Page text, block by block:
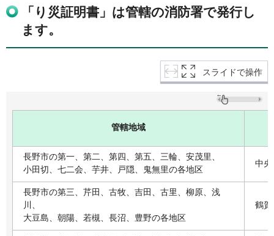
「り災証明書」は管轄の消防署で発行し
ます。
スライドで操作
管轄地域
長野市の第一、第二、第四、第五、三輪、安茂里、
小田切、七二会、芋井、戸隠、鬼無里の各地区
中央
長野市の第三、芹田、古牧、吉田、古里、柳原、浅
川、
大豆島、朝陽、若槻、長沼、豊野の各地区
鶴賀